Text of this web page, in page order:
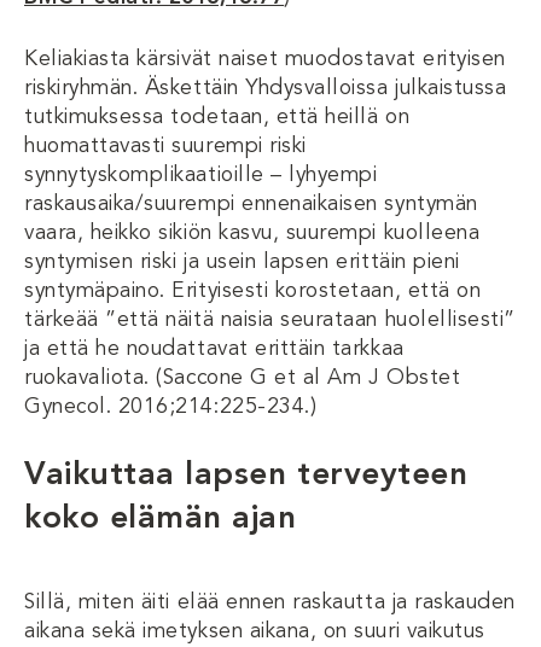
Keliakiasta kärsivät naiset muodostavat erityisen
riskiryhmän. Äskettäin Yhdysvalloissa julkaistussa
tutkimuksessa todetaan, että heillä on
huomattavasti suurempi riski
synnytyskomplikaatioille – lyhyempi
raskausaika/suurempi ennenaikaisen syntymän
vaara, heikko sikiön kasvu, suurempi kuolleena
syntymisen riski ja usein lapsen erittäin pieni
syntymäpaino. Erityisesti korostetaan, että on
tärkeää ”että näitä naisia ​​seurataan huolellisesti”
ja että he noudattavat erittäin tarkkaa
ruokavaliota. (Saccone G et al Am J Obstet
Gynecol. 2016;214:225-234.)
Vaikuttaa lapsen terveyteen
koko elämän ajan
Sillä, miten äiti elää ennen raskautta ja raskauden
aikana sekä imetyksen aikana, on suuri vaikutus